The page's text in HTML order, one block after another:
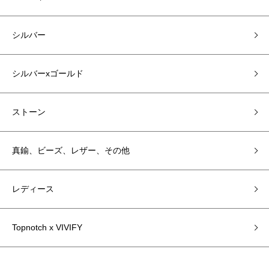
シルバー
シルバーxゴールド
ストーン
真鍮、ビーズ、レザー、その他
レディース
Topnotch x VIVIFY